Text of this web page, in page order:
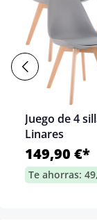
Juego de 4
Linares
149,90 €*
Te ahorras: